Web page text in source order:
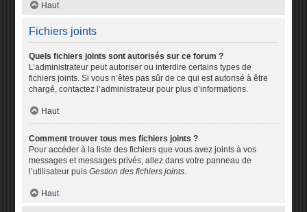
Haut
Fichiers joints
Quels fichiers joints sont autorisés sur ce forum ?
L’administrateur peut autoriser ou interdire certains types de
fichiers joints. Si vous n’êtes pas sûr de ce qui est autorisé à être
chargé, contactez l’administrateur pour plus d’informations.
Haut
Comment trouver tous mes fichiers joints ?
Pour accéder à la liste des fichiers que vous avez joints à vos
messages et messages privés, allez dans votre panneau de
l’utilisateur puisGestion des fichiers joints.
Haut